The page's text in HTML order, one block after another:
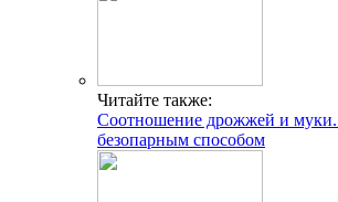
Читайте также:
Соотношение дрожжей и
безопарным способом